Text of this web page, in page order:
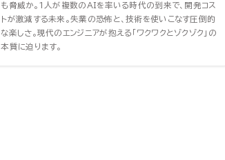
も脅威か。1人が複数のAIを率いる時代の到来で、開発コス
トが激減する未来。失業の恐怖と、技術を使いこなす圧倒的
な楽しさ。現代のエンジニアが抱える「ワクワクとゾクゾク」の
本質に迫ります。